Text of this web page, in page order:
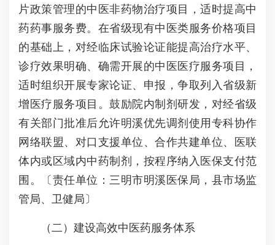
片政策管理的中医非药物治疗项目，适时提高中
药药事服务费。在省级现有中医类服务价格项目
的基础上，对经临床试验论证能提高治疗水平、
诊疗效果明确、确需开展的中医医疗服务项目，
适时组织开展专家论证、申报，争取列入省级新
增医疗服务项目。鼓励院内制剂研发，对经省级
有关部门批准后允许明溪优先调剂使用专科协作
网络联盟、对口支援单位、合作共建单位、医联
体内或区域内中药制剂，按程序纳入医保支付范
围。〔责任单位：三明市明溪医保局，县市场监
管局、卫健局〕
（二）建设高效中医药服务体系